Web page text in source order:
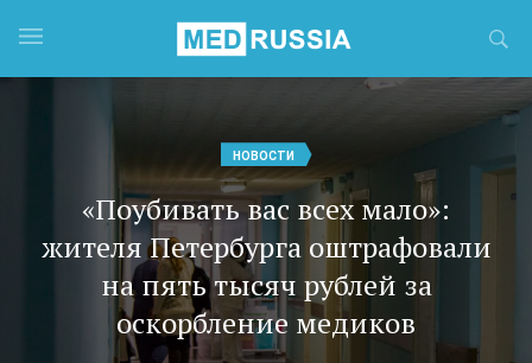
НОВОСТИ
«Поубивать вас всех мало»:
жителя Петербурга оштрафовали
на пять тысяч рублей за
оскорбление медиков